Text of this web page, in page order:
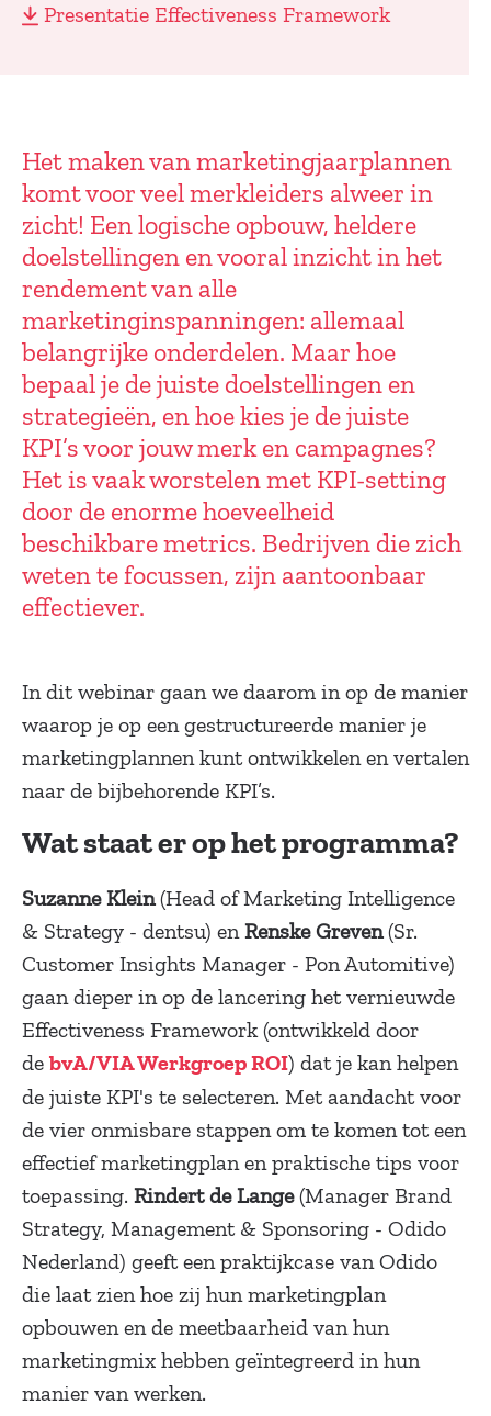
Presentatie Effectiveness Framework
Het maken van marketingjaarplannen
komt voor veel merkleiders alweer in
zicht! Een logische opbouw, heldere
doelstellingen en vooral inzicht in het
rendement van alle
marketinginspanningen: allemaal
belangrijke onderdelen. Maar hoe
bepaal je de juiste doelstellingen en
strategieën, en hoe kies je de juiste
KPI’s voor jouw merk en campagnes?
Het is vaak worstelen met KPI-setting
door de enorme hoeveelheid
beschikbare metrics. Bedrijven die zich
weten te focussen, zijn aantoonbaar
effectiever.
In dit webinar gaan we daarom in op de manier
waarop je op een gestructureerde manier je
marketingplannen kunt ontwikkelen en vertalen
naar de bijbehorende KPI’s.
Wat staat er op het programma?
Suzanne Klein(Head of Marketing Intelligence
& Strategy - dentsu) enRenske Greven(Sr.
Customer Insights Manager - Pon Automitive)
gaan dieper in op de lancering het vernieuwde
Effectiveness Framework (ontwikkeld door
de bvA/VIA Werkgroep ROI) dat je kan helpen
de juiste KPI's te selecteren. Met aandacht voor
de vier onmisbare stappen om te komen tot een
effectief marketingplan en praktische tips voor
toepassing. Rindert de Lange(Manager Brand
Strategy, Management & Sponsoring - Odido
Nederland) geeft een praktijkcase van Odido
die laat zien hoe zij hun marketingplan
opbouwen en de meetbaarheid van hun
marketingmix hebben geïntegreerd in hun
manier van werken.